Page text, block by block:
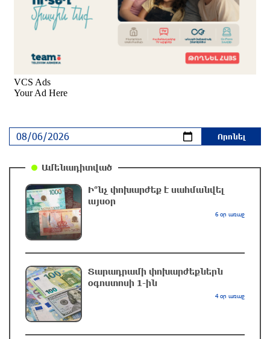
«Alfa Romeo»-ն և «Opel»-ը. կա վիրավոր
11 րոպե առաջ
Իրանն ու Օմանը համաձայնեցրել են Հորմուզի
Կեղծ էջով քաղաքացիներին առաջարկվում է
մասնակցել խաղարկության․ զգուշացում
Հարավային Լիբանանում պայթյունի
հետևանքով զոհվել է առնվազն երկու
իսրայելցի զինծառայող
Բախվել են «Jeep»-ն ու «Ford»-ը. կա 4
վիրավոր
մեկ ժամ առաջ
Խոշոր հրդեհ՝ Գավառի Արծվաքար թաղամասի
Ամենադիտված
Ի՞նչ փոխարժեք է սահմանվել
այսօր
6 օր առաջ
Տարադրամի փոխարժեքներն
օգոստոսի 1-ին
4 օր առաջ